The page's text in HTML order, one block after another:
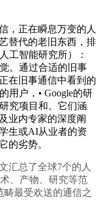
正在瞬息万变的人
替代的老旧东西，排
工智能研究所）：
。通过合适的旧事
在旧事通信中看到的
用户，• Google的研
究项目和。它们涵
业内专家的深度阐
生或AI从业者的资
的劣势。
总了全球7个的人
、产物、研究等范
畴最受欢送的通信之